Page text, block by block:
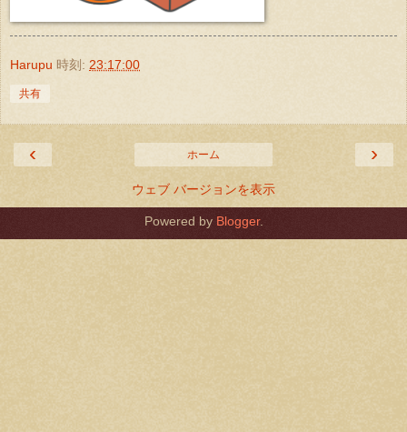
Harupu 時刻: 23:17:00
共有
‹ ›
ホーム
ウェブ バージョンを表示
Powered by Blogger.